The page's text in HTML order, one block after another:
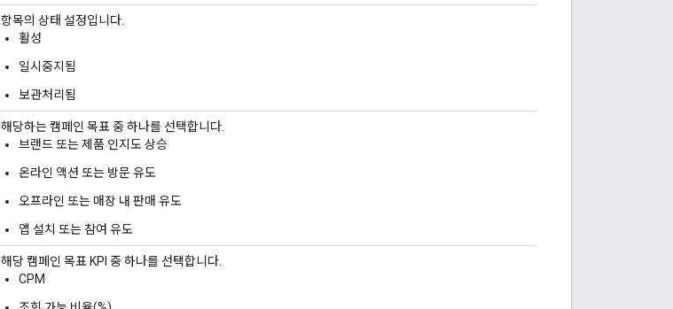
항목의 상태 설정입니다.
활성
일시중지됨
보관처리됨
해당하는 캠페인 목표 중 하나를 선택합니다.
브랜드 또는 제품 인지도 상승
온라인 액션 또는 방문 유도
오프라인 또는 매장 내 판매 유도
앱 설치 또는 참여 유도
해당 캠페인 목표 KPI 중 하나를 선택합니다.
CPM